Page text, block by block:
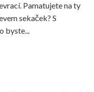
Pamatujete na ty
sekaček? S
byste...